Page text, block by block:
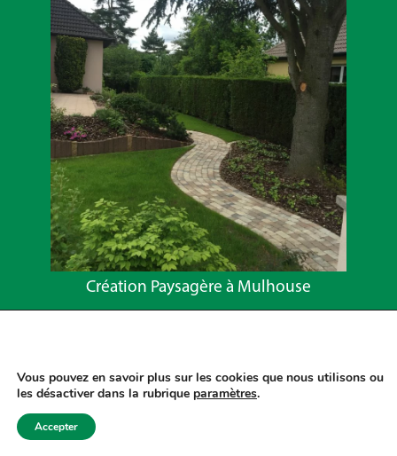
Création Paysagère à Mulhouse
Vous pouvez en savoir plus sur les cookies que nous utilisons ou
les désactiver dans la rubrique paramètres.
Accepter